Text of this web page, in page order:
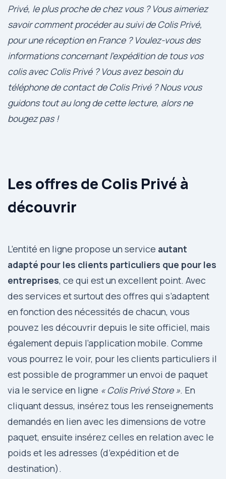
Privé, le plus proche de chez vous ? Vous aimeriez
savoir comment procéder au suivi de Colis Privé,
pour une réception en France ? Voulez-vous des
informations concernant l’expédition de tous vos
colis avec Colis Privé ? Vous avez besoin du
téléphone de contact de Colis Privé ? Nous vous
guidons tout au long de cette lecture, alors ne
bougez pas !
Les offres de Colis Privé à
découvrir
L’entité en ligne propose un service autant
adapté pour les clients particuliers que pour les
entreprises, ce qui est un excellent point. Avec
des services et surtout des offres qui s’adaptent
en fonction des nécessités de chacun, vous
pouvez les découvrir depuis le site officiel, mais
également depuis l’application mobile. Comme
vous pourrez le voir, pour les clients particuliers il
est possible de programmer un envoi de paquet
via le service en ligne « Colis Privé Store ». En
cliquant dessus, insérez tous les renseignements
demandés en lien avec les dimensions de votre
paquet, ensuite insérez celles en relation avec le
poids et les adresses (d’expédition et de
destination).